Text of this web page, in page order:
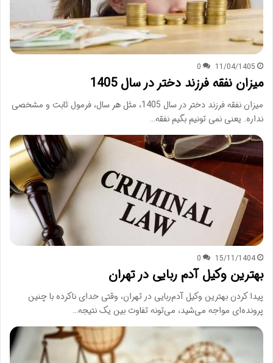
11/04/1405
0
میزان نفقه فرزند دختر در سال 1405
میزان نفقه فرزند دختر در سال 1405، مثل هر سال، فرمول ثابت و مشخصی
نداره. یعنی نمی تونیم بگیم نفقه…
15/11/1404
0
بهترین وکیل آدم ربایی در تهران
پیدا کردن بهترین وکیل آدم‌ربایی در تهران، وقتی خدای ناکرده با چنین
پرونده‌ای مواجه می‌شید، می‌تونه تفاوت بین یک نتیجه…